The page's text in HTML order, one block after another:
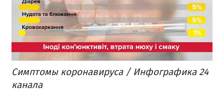
Симптомы коронавируса / Инфографика 24
канала